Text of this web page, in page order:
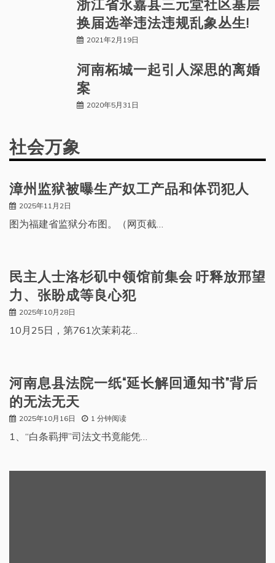
浙江省永嘉县三元堂社区基层
换届选举违法违规乱象丛生!
2021年2月19日
河南柘城一起引人深思的离婚
案
2020年5月31日
社会万象
漳州监狱被曝生产奴工产品和体罚犯人
2025年11月2日
图为福建省监狱分布图。（网页截…
民主人士洛杉矶中领馆前集会 吁释放邢望
力、张盼成等良心犯
2025年10月28日
10月25日，第761次茉莉花…
河南息县法院一纸“延长解回通知书”背后
的无法无天
2025年10月16日 1 分钟阅读
1、“白条羁押”司法文书竟能凭…